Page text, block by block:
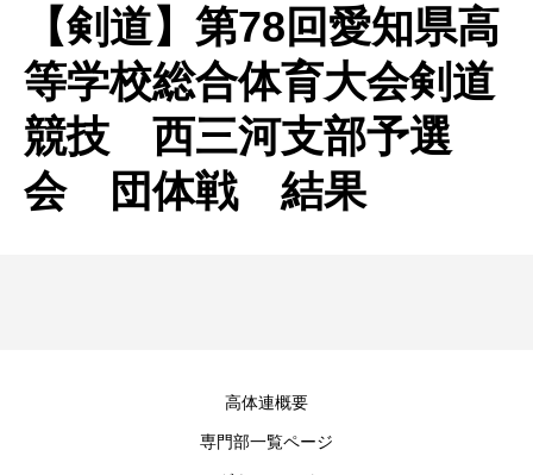
【剣道】第78回愛知県高
等学校総合体育大会剣道
競技 西三河支部予選
会 団体戦 結果
高体連概要
専門部一覧ページ